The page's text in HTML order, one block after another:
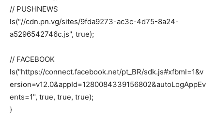
// PUSHNEWS
ls("//cdn.pn.vg/sites/9fda9273-ac3c-4d75-8a24-
a5296542746c.js", true);
// FACEBOOK
ls("https://connect.facebook.net/pt_BR/sdk.js#xfbml=1&v
ersion=v12.0&appId=1280084339156802&autoLogAppEv
ents=1", true, true, true);
}